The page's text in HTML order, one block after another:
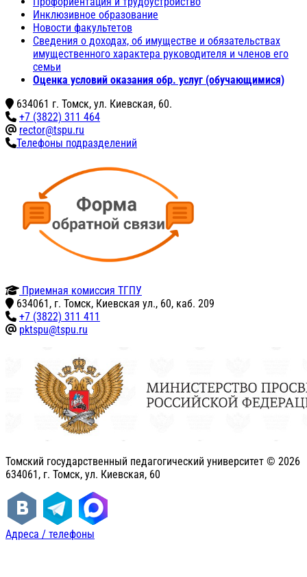
Инклюзивное образование
Новости факультетов
Сведения о доходах, об имуществе и обязательствах
имущественного характера руководителя и членов его
семьи
Оценка условий оказания обр. услуг (обучающимися)
634061 г. Томск, ул. Киевская, 60.
+7 (3822) 311 464
rector@tspu.ru
Телефоны подразделений
Приемная комиссия ТГПУ
634061, г. Томск, Киевская ул., 60, каб. 209
+7 (3822) 311 411
pktspu@tspu.ru
Томский государственный педагогический университет © 2026
634061, г. Томск, ул. Киевская, 60
Адреса / телефоны